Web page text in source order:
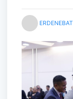
ERDENEBAT